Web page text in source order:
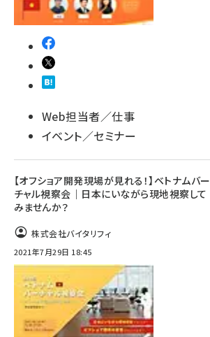
Web担当者／仕事
イベント／セミナー
【オフショア開発現場が見れる！】ベトナムバー
チャル視察会｜日本にいながら現地視察して
みませんか？
株式会社バイタリフィ
2021年7月29日 18:45